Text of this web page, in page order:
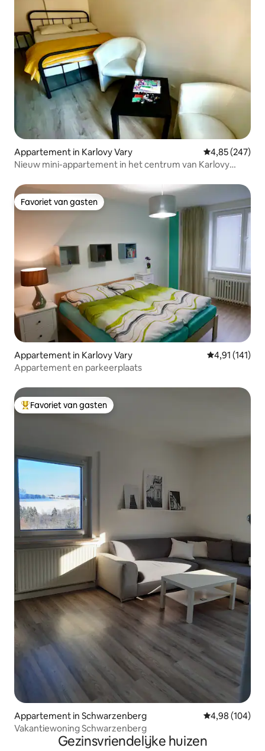
Appartement in Karlovy Vary Gemiddelde
4,85 (247)
Nieuw mini-appartement in het centrum van Karlovy
Favoriet van gasten
Favoriet van gasten
Appartement in Karlovy Vary Gemiddelde
4,91 (141)
Appartement en parkeerplaats
Topfavoriet van gasten
Favoriet van gasten
Appartement in Schwarzenberg Gemiddelde
4,98 (104)
Vakantiewoning Schwarzenberg
Gezinsvriendelijke huizen